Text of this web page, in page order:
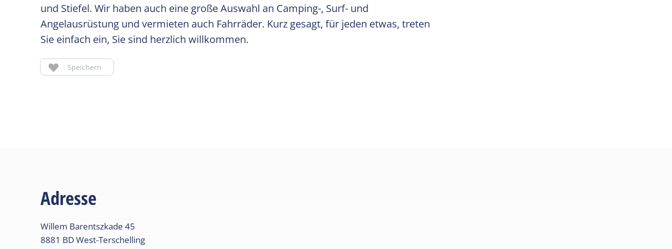
und Stiefel. Wir haben auch eine große Auswahl an Camping-, Surf- und
Angelausrüstung und vermieten auch Fahrräder. Kurz gesagt, für jeden etwas, treten
Sie einfach ein, Sie sind herzlich willkommen.
Speichern
Adresse
Willem Barentszkade 45
8881 BDWest-Terschelling